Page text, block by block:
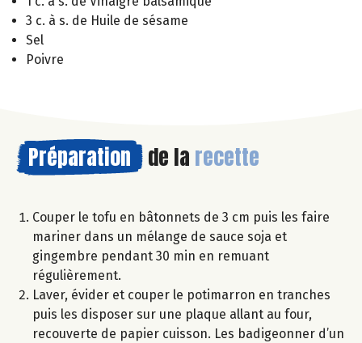
3 c. à s. de Huile de sésame
Sel
Poivre
Préparation de la recette
Couper le tofu en bâtonnets de 3 cm puis les faire
mariner dans un mélange de sauce soja et
gingembre pendant 30 min en remuant
régulièrement.
Laver, évider et couper le potimarron en tranches
puis les disposer sur une plaque allant au four,
recouverte de papier cuisson. Les badigeonner d’un